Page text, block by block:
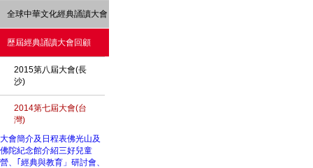
文 -----「讀經、經典與教
育」
全球中華文化經典誦讀大會
歷屆經典誦讀大會回顧
2015第八屆大會(長
沙)
2014第七屆大會(台
灣)
大會簡介及日程表佛光山及
佛陀紀念館介紹三好兒童
營、｢經典與教育」研討會、